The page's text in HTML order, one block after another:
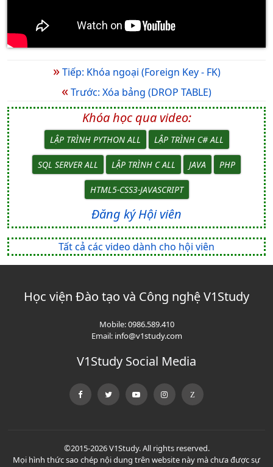
»Tiếp: Khóa ngoại (Foreign Key - FK)
«Trước: Xóa bảng (DROP TABLE)
Khóa học qua video:
LẬP TRÌNH PYTHON ALL LẬP TRÌNH C# ALL
SQL SERVER ALL LẬP TRÌNH C ALL JAVA PHP
HTML5-CSS3-JAVASCRIPT
Đăng ký Hội viên
Tất cả các video dành cho hội viên
Học viện Đào tạo và Công nghệ V1Study
Mobile:0986.589.410
Email: info@v1study.com
V1Study Social Media
©2015-2026 V1Study. All rights reserved.
Mọi hình thức sao chép nội dung trên website này mà chưa được sự